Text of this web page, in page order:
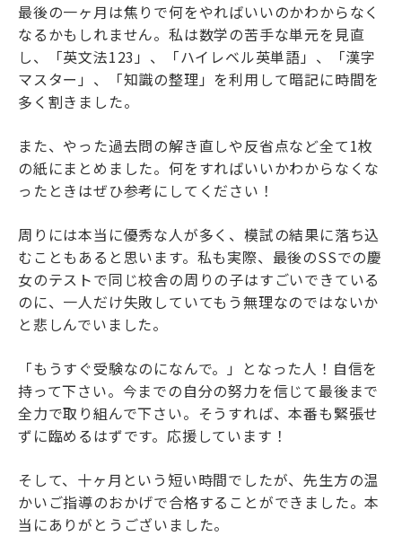
プライバシーポリシー
SAPIX中学部公式SNS
最後の一ヶ月は焦りで何をやればいいのかわからなく
なるかもしれません。私は数学の苦手な単元を見直
し、「英文法123」、「ハイレベル英単語」、「漢字
マスター」、「知識の整理」を利用して暗記に時間を
多く割きました。
また、やった過去問の解き直しや反省点など全て1枚
の紙にまとめました。何をすればいいかわからなくな
ったときはぜひ参考にしてください！
周りには本当に優秀な人が多く、模試の結果に落ち込
むこともあると思います。私も実際、最後のSSでの慶
女のテストで同じ校舎の周りの子はすごいできている
のに、一人だけ失敗していてもう無理なのではないか
と悲しんでいました。
「もうすぐ受験なのになんで。」となった人！自信を
持って下さい。今までの自分の努力を信じて最後まで
全力で取り組んで下さい。そうすれば、本番も緊張せ
ずに臨めるはずです。応援しています！
そして、十ヶ月という短い時間でしたが、先生方の温
かいご指導のおかげで合格することができました。本
当にありがとうございました。